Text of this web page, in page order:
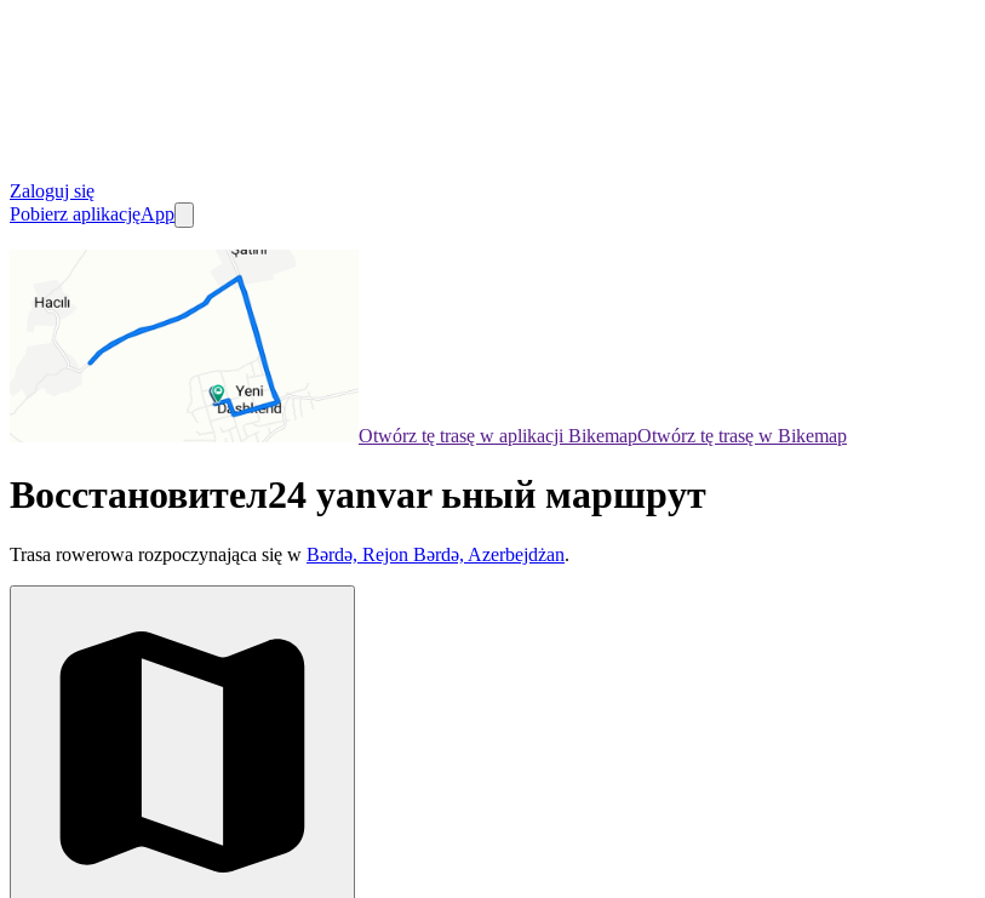
Zaloguj się
Pobierz aplikacjęApp
Otwórz tę trasę w aplikacji BikemapOtwórz tę trasę w Bikemap
Восстановител24 yanvar ьный маршрут
Trasa rowerowa rozpoczynająca się w Bərdə, Rejon Bərdə, Azerbejdżan.